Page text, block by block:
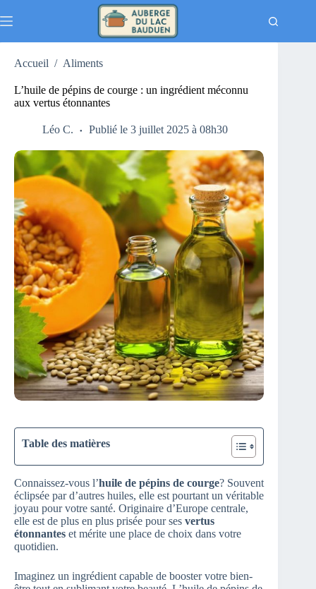
au
Accueil / Aliments
L’huile de pépins de courge : un ingrédient méconnu
aux vertus étonnantes
Léo C. Publié le 3 juillet 2025 à 08h30
Table des matières
Connaissez-vous l’huile de pépins de courge? Souvent
éclipsée par d’autres huiles, elle est pourtant un véritable
joyau pour votre santé. Originaire d’Europe centrale,
elle est de plus en plus prisée pour ses vertus
étonnantes et mérite une place de choix dans votre
quotidien.
Imaginez un ingrédient capable de booster votre bien-